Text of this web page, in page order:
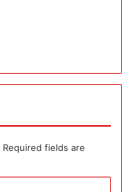
Required fields are